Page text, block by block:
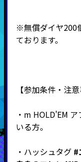
※無償ダイヤ200
ております。
【参加条件・注
・ m HOLD'EM ア
いる方。
・ハッシュタグ #